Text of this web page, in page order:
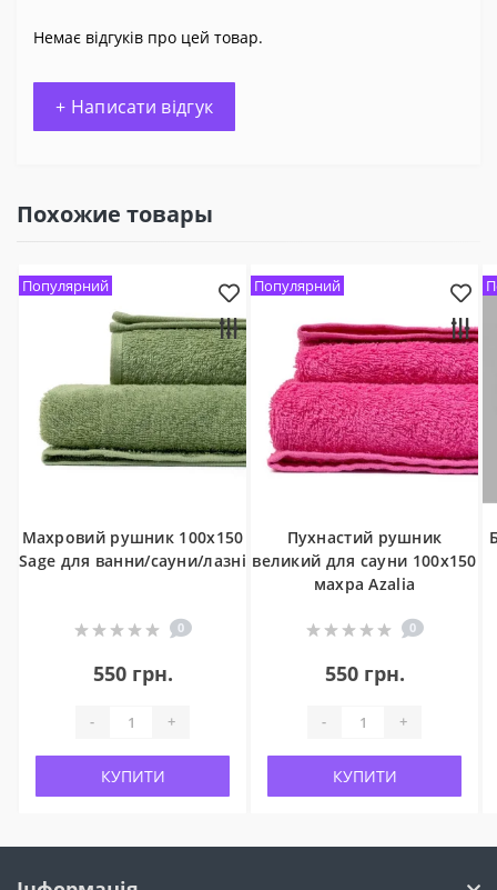
Немає відгуків про цей товар.
+ Написати відгук
Похожие товары
Популярний
Махровий рушник 100x150
Sage для ванни/сауни/лазні
0
550 грн.
- +
КУПИТИ
Популярний
Пухнастий рушник
великий для сауни 100x150
махра Azalia
0
550 грн.
- +
КУПИТИ